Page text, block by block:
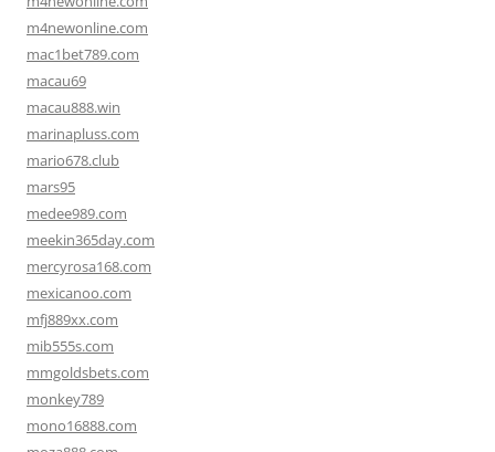
m4newonline.com
mac1bet789.com
macau69
macau888.win
marinapluss.com
mario678.club
mars95
medee989.com
meekin365day.com
mercyrosa168.com
mexicanoo.com
mfj889xx.com
mib555s.com
mmgoldsbets.com
monkey789
mono16888.com